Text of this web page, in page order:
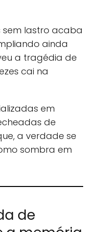
sem lastro acaba
ainda
a tragédia de
cai na
em
de
a verdade se
sombra em
de